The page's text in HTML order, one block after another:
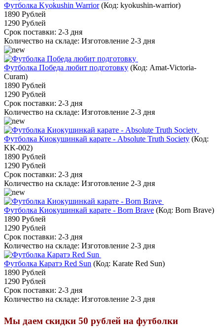
Футболка Kyokushin Warrior (Код: kyokushin-warrior)
1890 Рублей
1290 Рублей
Срок поставки: 2-3 дня
Количество на складе: Изготовление 2-3 дня
Футболка Победа любит подготовку (Код: Amat-Victoria-
Curam)
1890 Рублей
1290 Рублей
Срок поставки: 2-3 дня
Количество на складе: Изготовление 2-3 дня
Футболка Киокушинкай карате - Absolute Truth Society (Код:
KK-002)
1890 Рублей
1290 Рублей
Срок поставки: 2-3 дня
Количество на складе: Изготовление 2-3 дня
Футболка Киокушинкай карате - Born Brave (Код: Born Brave)
1890 Рублей
1290 Рублей
Срок поставки: 2-3 дня
Количество на складе: Изготовление 2-3 дня
Футболка Каратэ Red Sun (Код: Karate Red Sun)
1890 Рублей
1290 Рублей
Срок поставки: 2-3 дня
Количество на складе: Изготовление 2-3 дня
Мы даем скидки 50 рублей на футболки